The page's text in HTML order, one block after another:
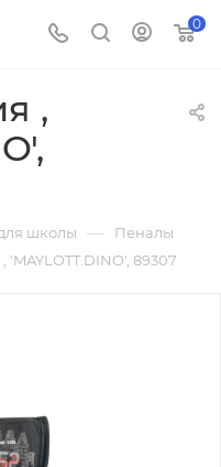
0
,
школы — Пеналы
'MAYLOTT.DINO', 89307